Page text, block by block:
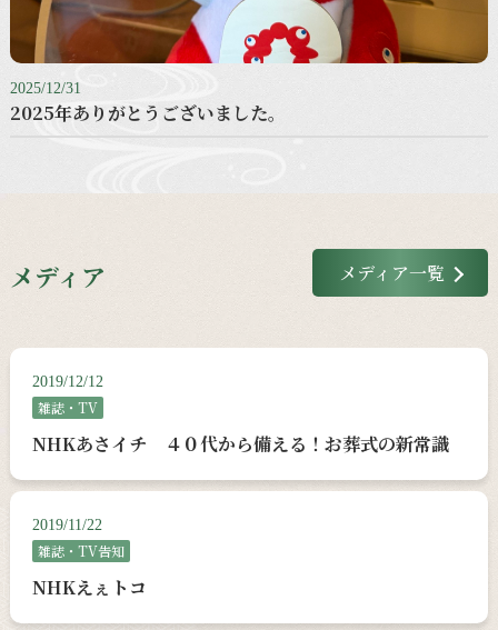
2025/12/31
2025年ありがとうございました。
メディア メディア一覧
2019/12/12
雑誌・TV
NHKあさイチ ４０代から備える！お葬式の新常識
2019/11/22
雑誌・TV告知
NHKえぇトコ